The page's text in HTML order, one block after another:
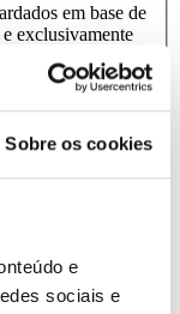
Sobre os cookies
e
sociais e
em base de
exclusivamente